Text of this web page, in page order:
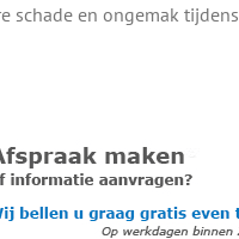
schade en ongemak tijdens